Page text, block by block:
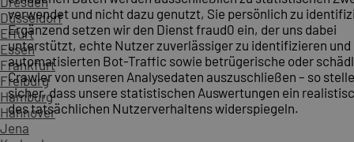
Düsseldorf
Erfurt
Essen
Frankfurt
Freiburg
Hamburg
Hannover
Jena
verwendet und nicht dazu genutzt, Sie persönlich zu
Ergänzend setzen wir den Dienst fraud0 ein, der uns dabei
unterstützt, echte Nutzer zuverlässiger zu identifizieren und
automatisierten Bot-Traffic sowie betrügerische oder
Crawler von unseren Analysedaten auszuschließen – so
sicher, dass unsere statistischen Auswertungen ein
des tatsächlichen Nutzerverhaltens widerspiegeln.